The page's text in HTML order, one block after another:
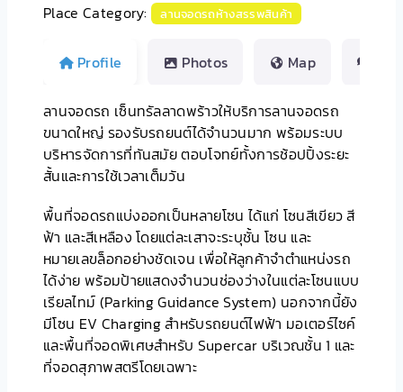
Place Category: ลานจอดรถห้างสรรพสินค้า
Profile Photos Map
ลานจอดรถ เซ็นทรัลลาดพร้าวให้บริการลานจอดรถ
ขนาดใหญ่ รองรับรถยนต์ได้จำนวนมาก พร้อมระบบ
บริหารจัดการที่ทันสมัย ตอบโจทย์ทั้งการช้อปปิ้งระยะ
สั้นและการใช้เวลาเต็มวัน
พื้นที่จอดรถแบ่งออกเป็นหลายโซน ได้แก่ โซนสีเขียว สี
ฟ้า และสีเหลือง โดยแต่ละเสาจะระบุชั้น โซน และ
หมายเลขล็อกอย่างชัดเจน เพื่อให้ลูกค้าจำตำแหน่งรถ
ได้ง่าย พร้อมป้ายแสดงจำนวนช่องว่างในแต่ละโซนแบบ
เรียลไทม์ (Parking Guidance System) นอกจากนี้ยัง
มีโซน EV Charging สำหรับรถยนต์ไฟฟ้า มอเตอร์ไซค์
และพื้นที่จอดพิเศษสำหรับ Supercar บริเวณชั้น 1 และ
ที่จอดสุภาพสตรีโดยเฉพาะ